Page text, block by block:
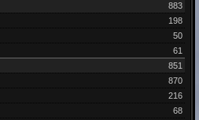
883
198
50
61
851
870
216
68